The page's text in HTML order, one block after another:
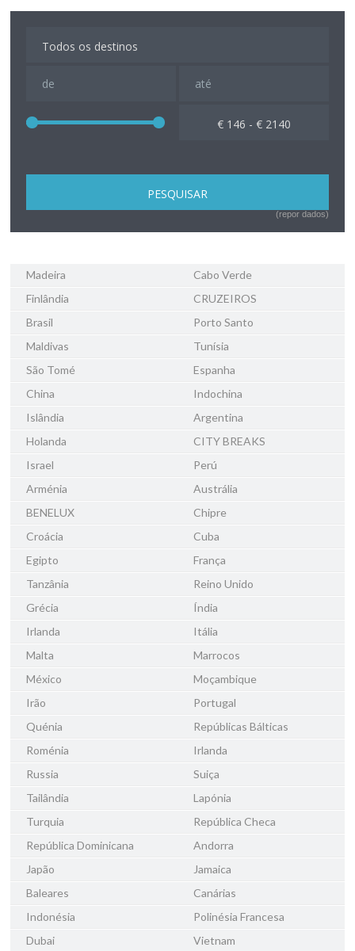
€ 146 - € 2140
(repor dados)
Madeira
Cabo Verde
Finlândia
CRUZEIROS
Brasil
Porto Santo
Maldivas
Tunísia
São Tomé
Espanha
China
Indochina
Islândia
Argentina
Holanda
CITY BREAKS
Israel
Perú
Arménia
Austrália
BENELUX
Chipre
Croácia
Cuba
Egipto
França
Tanzânia
Reino Unido
Grécia
Índia
Irlanda
Itália
Malta
Marrocos
México
Moçambique
Irão
Portugal
Quénia
Repúblicas Bálticas
Roménia
Irlanda
Russia
Suiça
Tailândia
Lapónia
Turquia
República Checa
República Dominicana
Andorra
Japão
Jamaica
Baleares
Canárias
Indonésia
Polinésia Francesa
Dubai
Vietnam